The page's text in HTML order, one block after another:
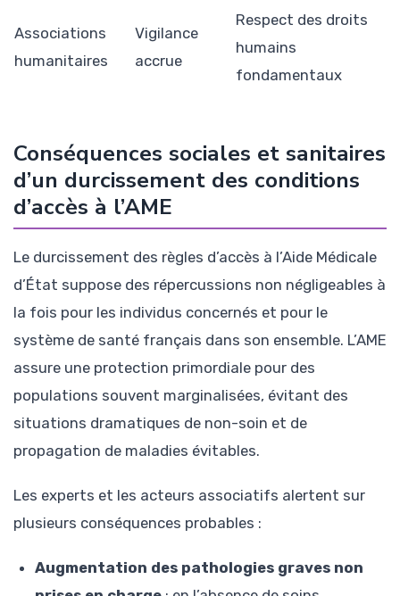
Associations
humanitaires
Vigilance
accrue
Respect des droits
humains
fondamentaux
Conséquences sociales et sanitaires
d’un durcissement des conditions
d’accès à l’AME
Le durcissement des règles d’accès à l’Aide Médicale
d’État suppose des répercussions non négligeables à
la fois pour les individus concernés et pour le
système de santé français dans son ensemble. L’AME
assure une protection primordiale pour des
populations souvent marginalisées, évitant des
situations dramatiques de non-soin et de
propagation de maladies évitables.
Les experts et les acteurs associatifs alertent sur
plusieurs conséquences probables :
Augmentation des pathologies graves non